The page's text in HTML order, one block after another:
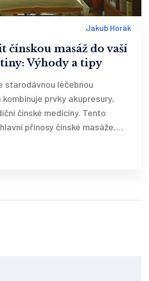
Jakub Horák
čínskou masáž do vaší
Výhody a tipy
starodávnou léčebnou
prvky akupresury,
čínské medicíny. Tento
přínosy čínské masáže,
systému, a nabízí praktické